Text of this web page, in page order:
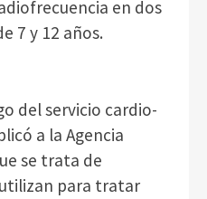
en dos
7 y 12 años.
del servicio cardio-
a la Agencia
se trata de
para tratar